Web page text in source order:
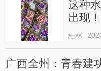
这种
出现！
桂林
广西全州：青春建